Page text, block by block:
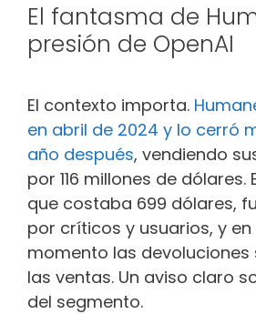
El fantasma de
presión de OpenAI
El contexto importa.
en abril de 2024 y lo cerró
año después, vendiendo
por 116 millones de dólares.
que costaba 699 dólares,
por críticos y usuarios, y en
momento las devoluciones
las ventas. Un aviso claro
del segmento.